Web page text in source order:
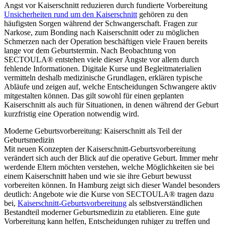
Angst vor Kaiserschnitt reduzieren durch fundierte Vorbereitung
Unsicherheiten rund um den Kaiserschnitt gehören zu den
häufigsten Sorgen während der Schwangerschaft. Fragen zur
Narkose, zum Bonding nach Kaiserschnitt oder zu möglichen
Schmerzen nach der Operation beschäftigen viele Frauen bereits
lange vor dem Geburtstermin. Nach Beobachtung von
SECTOULA® entstehen viele dieser Ängste vor allem durch
fehlende Informationen. Digitale Kurse und Begleitmaterialien
vermitteln deshalb medizinische Grundlagen, erklären typische
Abläufe und zeigen auf, welche Entscheidungen Schwangere aktiv
mitgestalten können. Das gilt sowohl für einen geplanten
Kaiserschnitt als auch für Situationen, in denen während der Geburt
kurzfristig eine Operation notwendig wird.
Moderne Geburtsvorbereitung: Kaiserschnitt als Teil der
Geburtsmedizin
Mit neuen Konzepten der Kaiserschnitt-Geburtsvorbereitung
verändert sich auch der Blick auf die operative Geburt. Immer mehr
werdende Eltern möchten verstehen, welche Möglichkeiten sie bei
einem Kaiserschnitt haben und wie sie ihre Geburt bewusst
vorbereiten können. In Hamburg zeigt sich dieser Wandel besonders
deutlich: Angebote wie die Kurse von SECTOULA® tragen dazu
bei, Kaiserschnitt-Geburtsvorbereitung als selbstverständlichen
Bestandteil moderner Geburtsmedizin zu etablieren. Eine gute
Vorbereitung kann helfen, Entscheidungen ruhiger zu treffen und